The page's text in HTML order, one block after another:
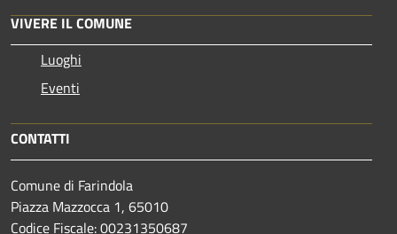
VIVERE IL COMUNE
Luoghi
Eventi
CONTATTI
Comune di Farindola
Piazza Mazzocca 1, 65010
Codice Fiscale: 00231350687